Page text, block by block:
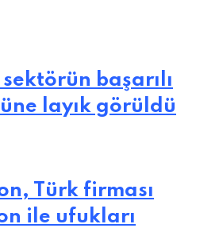
başarılı
layık görüldü
Türk firması
ile ufukları